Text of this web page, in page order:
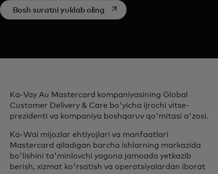
Bosh suratni yuklab olingopens in a new tab
Ka-Vay Au Mastercard kompaniyasining Global
Customer Delivery & Care bo'yicha ijrochi vitse-
prezidenti va kompaniya boshqaruv qo'mitasi a'zosi.
Ka-Wai mijozlar ehtiyojlari va manfaatlari
Mastercard qiladigan barcha ishlarning markazida
bo'lishini ta'minlovchi yagona jamoada yetkazib
berish, xizmat ko'rsatish va operatsiyalardan iborat